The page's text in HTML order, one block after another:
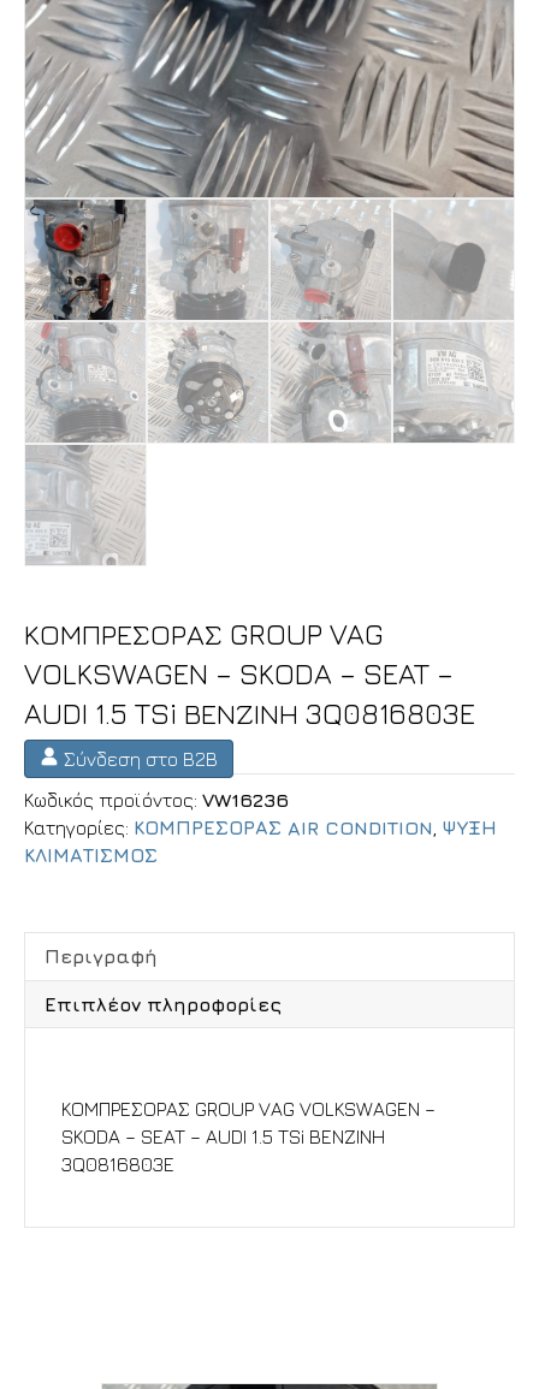
ΚΟΜΠΡΕΣΟΡΑΣ GROUP VAG
VOLKSWAGEN – SKODA – SEAT –
AUDI 1.5 TSi ΒΕΝΖΙΝΗ 3Q0816803E
Σύνδεση στο B2B
Κωδικός προϊόντος: VW16236
Κατηγορίες: ΚΟΜΠΡΕΣΟΡΑΣ AIR CONDITION ΨΥΞΗ
ΚΛΙΜΑΤΙΣΜΟΣ
Περιγραφή
Επιπλέον πληροφορίες
ΚΟΜΠΡΕΣΟΡΑΣ GROUP VAG VOLKSWAGEN –
SKODA – SEAT – AUDI 1.5 TSi ΒΕΝΖΙΝΗ
3Q0816803E